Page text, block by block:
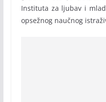
Instituta za ljubav i
opsežnog naučnog